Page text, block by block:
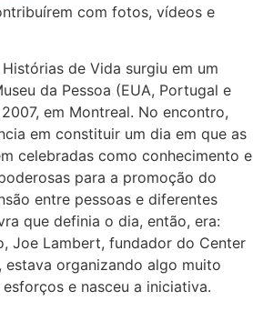
com fotos, vídeos e
de Vida surgiu em um
da Pessoa (EUA, Portugal e
em Montreal. No encontro,
em constituir um dia em que as
celebradas como conhecimento e
para a promoção do
entre pessoas e diferentes
que definia o dia, então, era:
Joe Lambert, fundador do Center
organizando algo muito
e nasceu a iniciativa.